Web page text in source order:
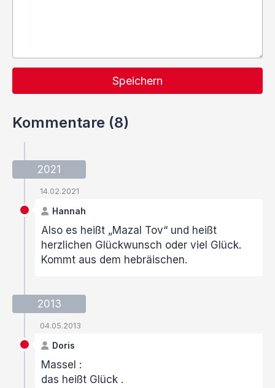
Speichern
Kommentare (8)
2021
14.02.2021
Hannah
Also es heißt „Mazal Tov“ und heißt
herzlichen Glückwunsch oder viel Glück.
Kommt aus dem hebräischen.
2013
04.05.2013
Doris
Massel :
das heißt Glück .